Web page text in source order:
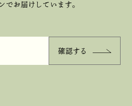
でお届けしています。